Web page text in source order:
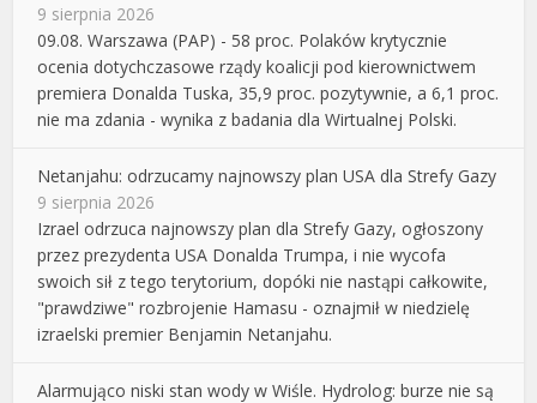
9 sierpnia 2026
09.08. Warszawa (PAP) - 58 proc. Polaków krytycznie
ocenia dotychczasowe rządy koalicji pod kierownictwem
premiera Donalda Tuska, 35,9 proc. pozytywnie, a 6,1 proc.
nie ma zdania - wynika z badania dla Wirtualnej Polski.
Netanjahu: odrzucamy najnowszy plan USA dla Strefy Gazy
9 sierpnia 2026
Izrael odrzuca najnowszy plan dla Strefy Gazy, ogłoszony
przez prezydenta USA Donalda Trumpa, i nie wycofa
swoich sił z tego terytorium, dopóki nie nastąpi całkowite,
"prawdziwe" rozbrojenie Hamasu - oznajmił w niedzielę
izraelski premier Benjamin Netanjahu.
Alarmująco niski stan wody w Wiśle. Hydrolog: burze nie są